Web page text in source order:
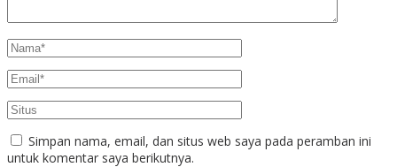
Simpan nama, email, dan situs web saya pada peramban ini
untuk komentar saya berikutnya.